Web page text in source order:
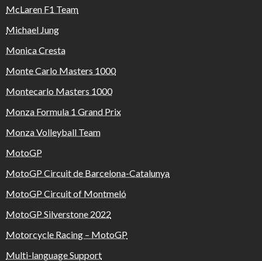
McLaren F1 Team
Michael Jung
Monica Cresta
Monte Carlo Masters 1000
Montecarlo Masters 1000
Monza Formula 1 Grand Prix
Monza Volleyball Team
MotoGP
MotoGP Circuit de Barcelona-Catalunya
MotoGP Circuit of Montmeló
MotoGP Silverstone 2022
Motorcycle Racing – MotoGP
Multi-language Support